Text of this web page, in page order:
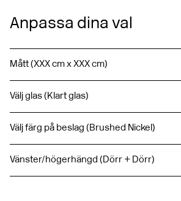
Anpassa dina val
Mått (XXX cm x XXX cm)
Välj glas (Klart glas)
Välj färg på beslag (Brushed Nickel)
Vänster/högerhängd (Dörr + Dörr)